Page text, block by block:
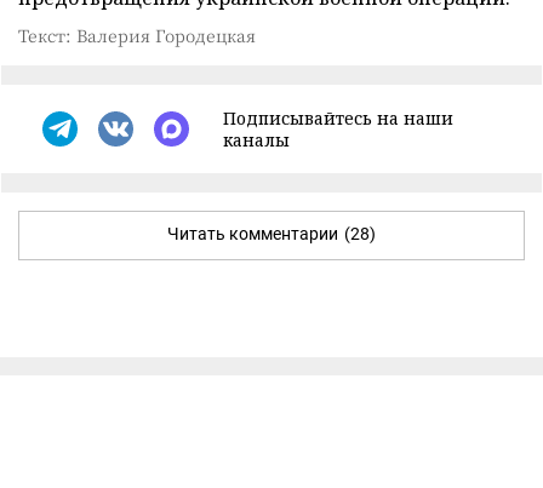
Текст: Валерия Городецкая
Подписывайтесь на наши
каналы
Читать комментарии (28)